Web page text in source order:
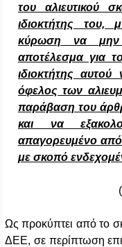
του αλιευτικού
ιδιοκτήτης
κύρωση να μην
αποτέλεσμα για
ιδιοκτήτης αυτού
όφελος των
παράβαση του
και να
απαγορευμένο από
με σκοπό
Ως προκύπτει από το
ΔΕΕ, σε περίπτωση